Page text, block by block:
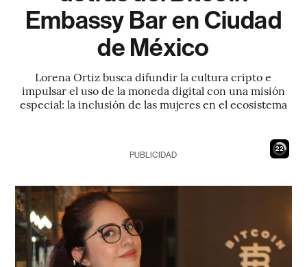
Embassy Bar en Ciudad
de México
Lorena Ortiz busca difundir la cultura cripto e
impulsar el uso de la moneda digital con una misión
especial: la inclusión de las mujeres en el ecosistema
20
PUBLICIDAD